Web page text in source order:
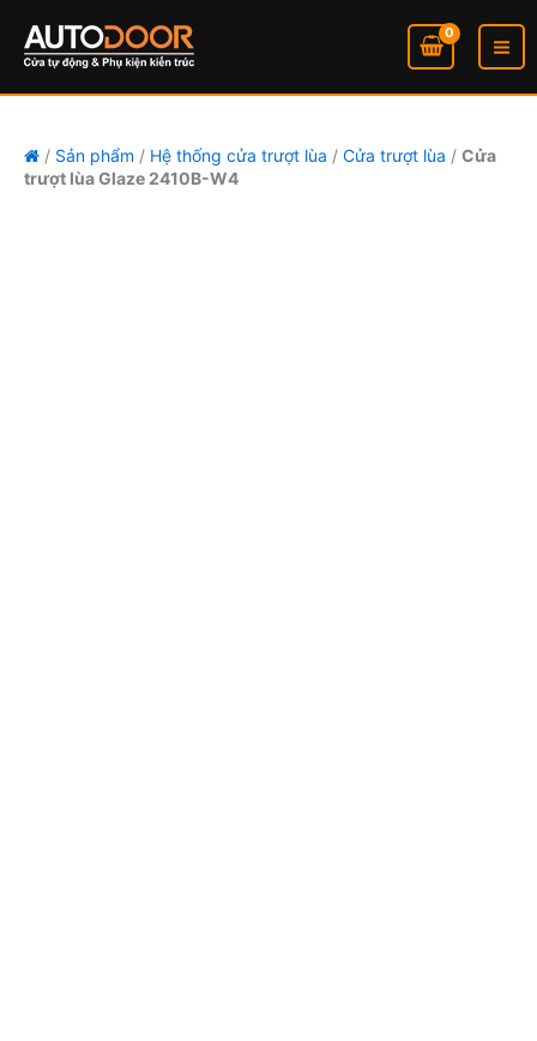
dung
/ Sản phẩm / Hệ thống cửa trượt lùa / Cửa trượt lùa / Cửa
trượt lùa Glaze 2410B-W4
trượt
lùa
số
lượng
số
lượng